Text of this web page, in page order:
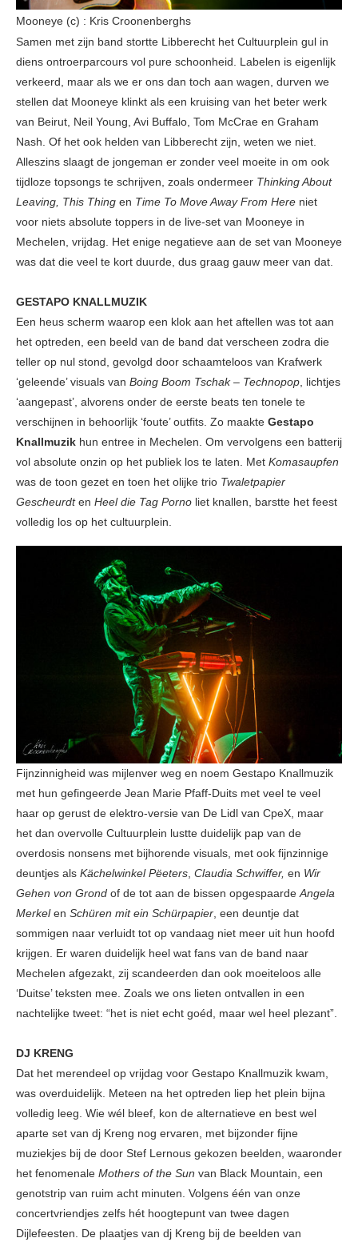
Mooneye (c) : Kris Croonenberghs
Samen met zijn band stortte Libberecht het Cultuurplein gul in
diens ontroerparcours vol pure schoonheid. Labelen is eigenlijk
verkeerd, maar als we er ons dan toch aan wagen, durven we
stellen dat Mooneye klinkt als een kruising van het beter werk
van Beirut, Neil Young, Avi Buffalo, Tom McCrae en Graham
Nash. Of het ook helden van Libberecht zijn, weten we niet.
Alleszins slaagt de jongeman er zonder veel moeite in om ook
tijdloze topsongs te schrijven, zoals ondermeer Thinking About
Leaving, This Thing en Time To Move Away From Here niet
voor niets absolute toppers in de live-set van Mooneye in
Mechelen, vrijdag. Het enige negatieve aan de set van Mooneye
was dat die veel te kort duurde, dus graag gauw meer van dat.
GESTAPO KNALLMUZIK
Een heus scherm waarop een klok aan het aftellen was tot aan
het optreden, een beeld van de band dat verscheen zodra die
teller op nul stond, gevolgd door schaamteloos van Krafwerk
‘geleende’ visuals van Boing Boom Tschak – Technopop, lichtjes
‘aangepast’, alvorens onder de eerste beats ten tonele te
verschijnen in behoorlijk ‘foute’ outfits. Zo maakte Gestapo
Knallmuzik hun entree in Mechelen. Om vervolgens een batterij
vol absolute onzin op het publiek los te laten. Met Komasaupfen
was de toon gezet en toen het olijke trio Twaletpapier
Gescheurdten Heel die Tag Porno liet knallen, barstte het feest
volledig los op het cultuurplein.
Fijnzinnigheid was mijlenver weg en noem Gestapo Knallmuzik
met hun gefingeerde Jean Marie Pfaff-Duits met veel te veel
haar op gerust de elektro-versie van De Lidl van CpeX, maar
het dan overvolle Cultuurplein lustte duidelijk pap van de
overdosis nonsens met bijhorende visuals, met ook fijnzinnige
deuntjes als Kächelwinkel Pëeters Claudia Schwiffer, en Wir
Gehen von Grond of de tot aan de bissen opgespaarde Angela
Merkelen Schüren mit ein Schürpapier , een deuntje dat
sommigen naar verluidt tot op vandaag niet meer uit hun hoofd
krijgen. Er waren duidelijk heel wat fans van de band naar
Mechelen afgezakt, zij scandeerden dan ook moeiteloos alle
‘Duitse’ teksten mee. Zoals we ons lieten ontvallen in een
nachtelijke tweet: “het is niet echt goéd, maar wel heel plezant”.
DJ KRENG
Dat het merendeel op vrijdag voor Gestapo Knallmuzik kwam,
was overduidelijk. Meteen na het optreden liep het plein bijna
volledig leeg. Wie wél bleef, kon de alternatieve en best wel
aparte set van dj Kreng nog ervaren, met bijzonder fijne
muziekjes bij de door Stef Lernous gekozen beelden, waaronder
het fenomenale Mothers of the Sun van Black Mountain, een
genotstrip van ruim acht minuten. Volgens één van onze
concertvriendjes zelfs hét hoogtepunt van twee dagen
Dijlefeesten. De plaatjes van dj Kreng bij de beelden van